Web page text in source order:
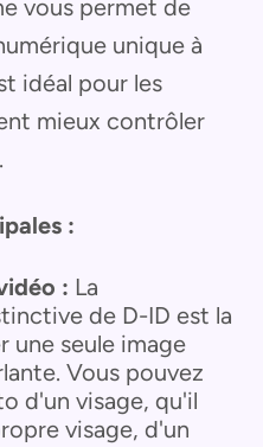
vous permet de
unique à
idéal pour les
mieux contrôler
:
: La
de D-ID est la
une seule image
Vous pouvez
d'un visage, qu'il
visage, d'un